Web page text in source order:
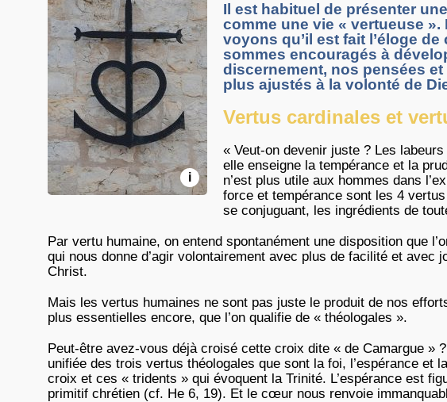
i
Il est habituel de présenter
comme une vie « vertueuse
voyons qu’il est fait l’éloge
sommes encouragés à
discernement, nos pensées
plus ajustés à la volonté de
Vertus cardinales et
« Veut-on devenir juste ? Les
elle enseigne la tempérance et la
n’est plus utile aux hommes dans
force et tempérance sont les 4
se conjuguant, les ingrédients de
Par vertu humaine, on entend spontanément une disposition que
qui nous donne d’agir volontairement avec plus de facilité et avec
Christ.
Mais les vertus humaines ne sont pas juste le produit de nos
plus essentielles encore, que l’on qualifie de « théologales ».
Peut-être avez-vous déjà croisé cette croix dite « de Camargue »
unifiée des trois vertus théologales que sont la foi, l’espérance et
croix et ces « tridents » qui évoquent la Trinité. L’espérance est
primitif chrétien (cf. He 6, 19). Et le cœur nous renvoie